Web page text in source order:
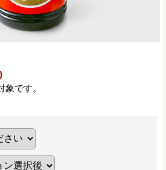
です。